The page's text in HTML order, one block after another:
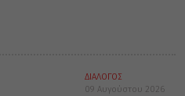
ΔΙΑΛΟΓΟΣ
09 Αυγούστου 2026